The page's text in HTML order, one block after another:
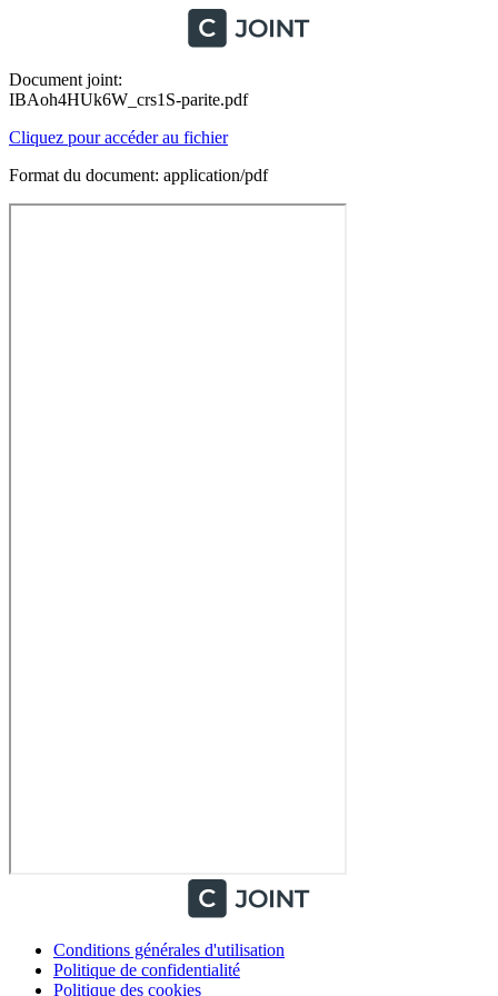
Document joint:
IBAoh4HUk6W_crs1S-parite.pdf
Cliquez pour accéder au fichier
Format du document: application/pdf
Conditions générales d'utilisation
Politique de confidentialité
Politique des cookies